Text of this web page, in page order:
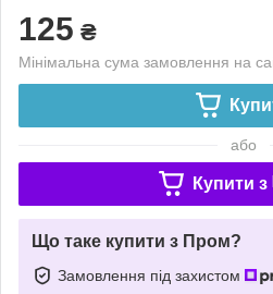
125 ₴
Мінімальна сума замовлення на
або
Купити з
Що таке купити з Пром?
Замовлення під захистом